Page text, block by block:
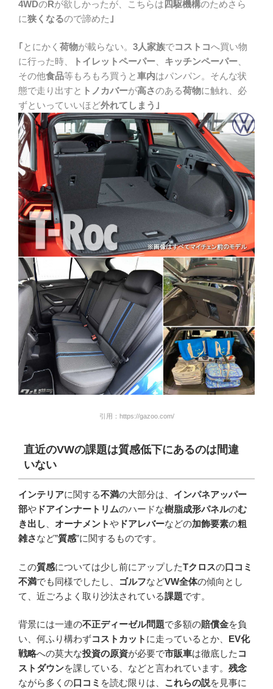
4WDのRが欲しかったが、こちらは 四駆機構のためさら
に狭くなるので諦めた ｣
｢とにかく 荷物が載らない。 3人家族でコストコへ買い物
に行った時、
トイレットペーパー、 キッチンペーパー、
その他食品等もろもろ買うと車内はパンパン。そんな状
態で走り出すと トノカバーが高さのある荷物に触れ、必
ずといっていいほど外れてしまう｣
引用：https://gazoo.com/
直近のVWの課題は質感低下にあるのは間違
いない
インテリアに関する不満の大部分は、 インパネアッパー
部や ドアインナートリムのハードな樹脂成形パネルのむ
き出し
オーナメントや ドアレバーなどの加飾要素の粗
雑さなど”質感”に関するものです。
この質感については少し前にアップしたTクロスの口コミ
不満でも同様でしたし、 ゴルフなどVW全体の傾向とし
て、近ごろよく取り沙汰されている課題です。
背景には一連の不正ディーゼル問題で多額の賠償金を負
い、何ふり構わずコストカット に走っているとか、 EV化
戦略への莫大な投資の原資が必要で市販車は徹底した コ
ストダウンを課している、などと言われています。 残念
ながら多くの口コミ を読む限りは、 これらの説を見事に